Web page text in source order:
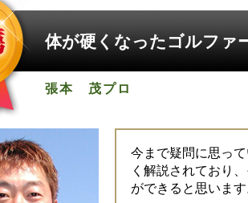
体が硬くなったゴルファ
張本 茂プロ
今まで疑問に思っ
く解説されており
ができると思います